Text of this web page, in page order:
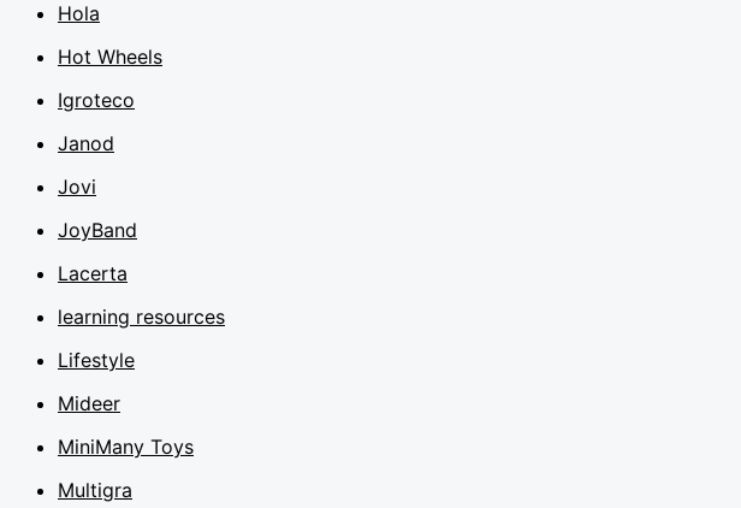
Hola
Hot Wheels
Igroteco
Janod
Jovi
JoyBand
Lacerta
learning resources
Lifestyle
Mideer
MiniMany Toys
Multigra